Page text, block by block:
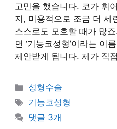
고민을 했습니다. 코가 휘
지, 미용적으로 조금 더 세
스스로도 모호할 때가 많
면 ‘기능코성형’이라는 이
제안받게 됩니다. 제가 직
카
테
리
성형수술
태
그
기능코성형
댓글 3개